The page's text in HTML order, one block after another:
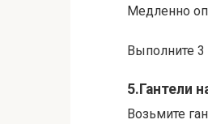
Медленно
Выполните 3
5.Гантели
Возьмите